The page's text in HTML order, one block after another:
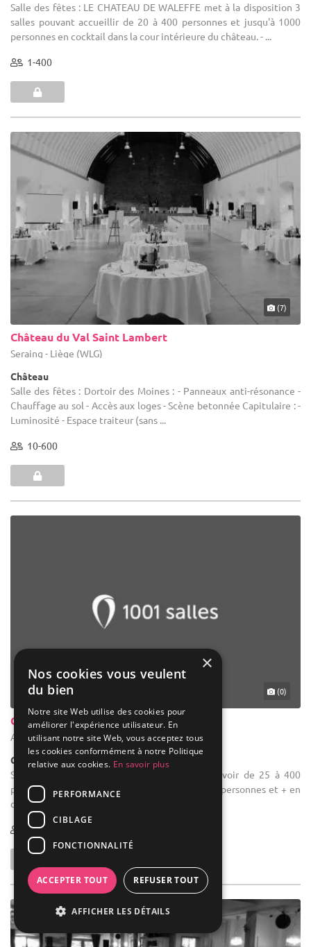
Salle des fêtes : LE CHATEAU DE WALEFFE met à la disposition 3
salles pouvant accueillir de 20 à 400 personnes et jusqu'à 1000
personnes en cocktail dans la cour intérieure du château. - ...
1-400
(7)
Château du Val Saint Lambert
Seraing - Liège (WLG)
Château
Salle des fêtes : Dortoir des Moines : - Panneaux anti-résonance -
Chauffage au sol - Accès aux loges - Scène betonnée Capitulaire : -
Luminosité - Espace traiteur (sans ...
10-600
(0)
Chateau Rorive
Amay - Liège (WLG)
Château
Salle des fêtes : Le château Rorive peut recevoir de 25 à 400
personnes en repas servi à table et jusqu'à 600 personnes et + en
cocktail.
25-600
×
Nos cookies vous veulent
du bien
Notre site Web utilise des cookies pour
améliorer l'expérience utilisateur. En
utilisant notre site Web, vous acceptez tous
les cookies conformément à notre Politique
relative aux cookies. En savoir plus
PERFORMANCE
CIBLAGE
FONCTIONNALITÉ
ACCEPTER TOUT REFUSER TOUT
AFFICHER LES DÉTAILS